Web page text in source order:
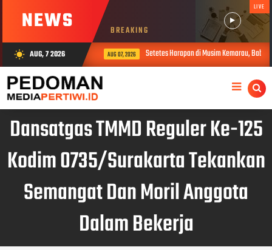
NEWS BREAKING
LIVE
wb_sunny AUG, 7 2026 AUG 07, 2026 Setetes Harapan di Musim Kemarau,
Dansatgas TMMD Reguler Ke-125
Kodim 0735/Surakarta Tekankan
Semangat Dan Moril Anggota
Dalam Bekerja